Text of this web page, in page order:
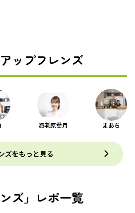
ップフレンズ
海老原葉月 まあち
ズをもっと見る
ンズ」レポ一覧